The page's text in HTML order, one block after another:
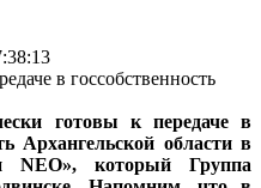
готовы к передаче в
Архангельской области в
NEO», который Группа